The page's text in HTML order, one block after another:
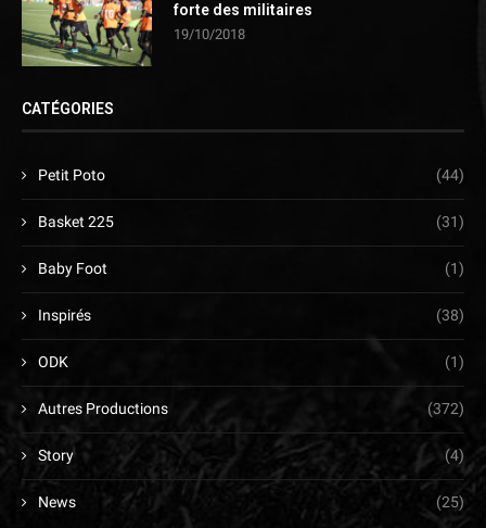
forte des militaires
19/10/2018
CATÉGORIES
Petit Poto (44)
Basket 225 (31)
Baby Foot (1)
Inspirés (38)
ODK (1)
Autres Productions (372)
Story (4)
News (25)